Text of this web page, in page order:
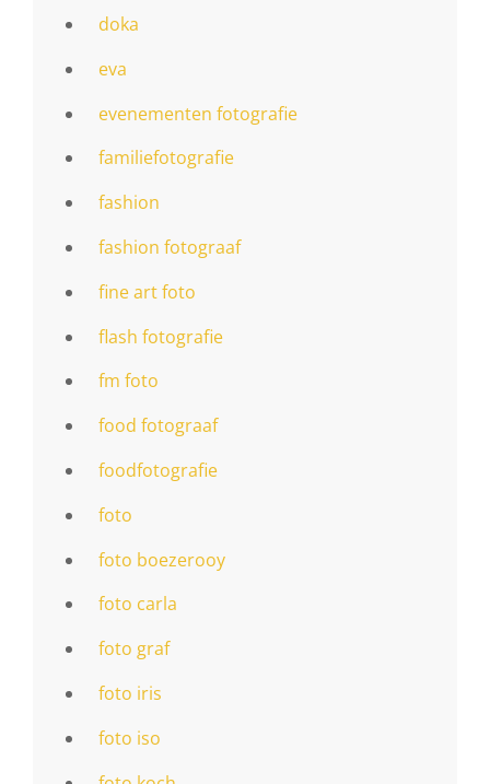
doka
eva
evenementen fotografie
familiefotografie
fashion
fashion fotograaf
fine art foto
flash fotografie
fm foto
food fotograaf
foodfotografie
foto
foto boezerooy
foto carla
foto graf
foto iris
foto iso